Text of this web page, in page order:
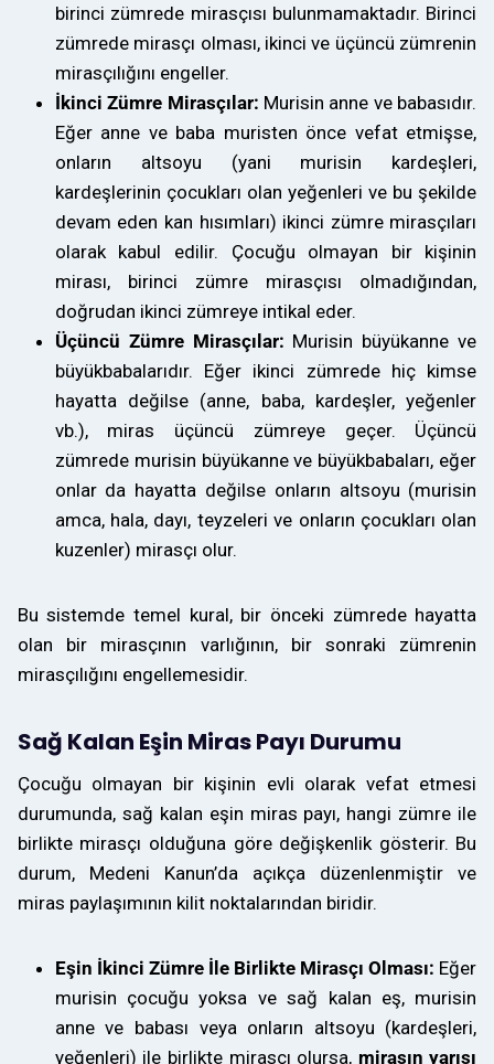
birinci zümrede mirasçısı bulunmamaktadır. Birinci
zümrede mirasçı olması, ikinci ve üçüncü zümrenin
mirasçılığını engeller.
İkinci Zümre Mirasçılar: Murisin anne ve babasıdır.
Eğer anne ve baba muristen önce vefat etmişse,
onların altsoyu (yani murisin kardeşleri,
kardeşlerinin çocukları olan yeğenleri ve bu şekilde
devam eden kan hısımları) ikinci zümre mirasçıları
olarak kabul edilir. Çocuğu olmayan bir kişinin
mirası, birinci zümre mirasçısı olmadığından,
doğrudan ikinci zümreye intikal eder.
Üçüncü Zümre Mirasçılar: Murisin büyükanne ve
büyükbabalarıdır. Eğer ikinci zümrede hiç kimse
hayatta değilse (anne, baba, kardeşler, yeğenler
vb.), miras üçüncü zümreye geçer. Üçüncü
zümrede murisin büyükanne ve büyükbabaları, eğer
onlar da hayatta değilse onların altsoyu (murisin
amca, hala, dayı, teyzeleri ve onların çocukları olan
kuzenler) mirasçı olur.
Bu sistemde temel kural, bir önceki zümrede hayatta
olan bir mirasçının varlığının, bir sonraki zümrenin
mirasçılığını engellemesidir.
Sağ Kalan Eşin Miras Payı Durumu
Çocuğu olmayan bir kişinin evli olarak vefat etmesi
durumunda, sağ kalan eşin miras payı, hangi zümre ile
birlikte mirasçı olduğuna göre değişkenlik gösterir. Bu
durum, Medeni Kanun’da açıkça düzenlenmiştir ve
miras paylaşımının kilit noktalarından biridir.
Eşin İkinci Zümre İle Birlikte Mirasçı Olması: Eğer
murisin çocuğu yoksa ve sağ kalan eş, murisin
anne ve babası veya onların altsoyu (kardeşleri,
yeğenleri) ile birlikte mirasçı olursa, mirasın yarısı